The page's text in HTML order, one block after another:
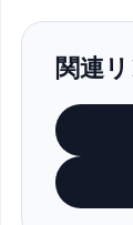
関連